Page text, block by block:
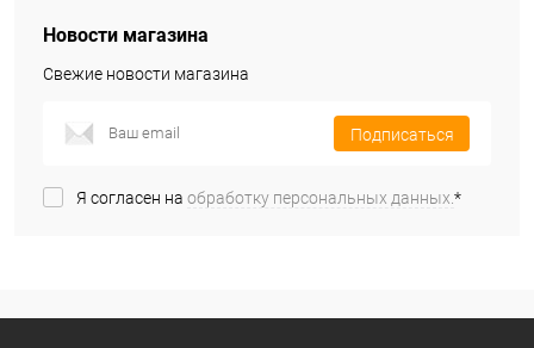
Новости магазина
Свежие новости магазина
Подписаться
Я согласен на обработку персональных данных.*